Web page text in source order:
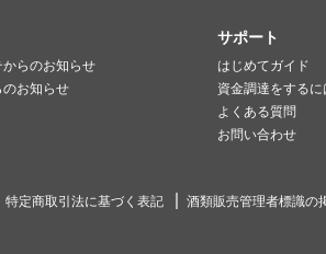
からのお知らせ
お知らせ
サポート
はじめてガイド
資金調達をするに
よくある質問
お問い合わせ
特定商取引法に基づく表記 酒類販売管理者標識の